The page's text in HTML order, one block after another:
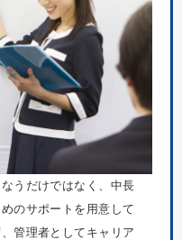
うだけではなく、中長
のサポートを用意して
管理者としてキャリア